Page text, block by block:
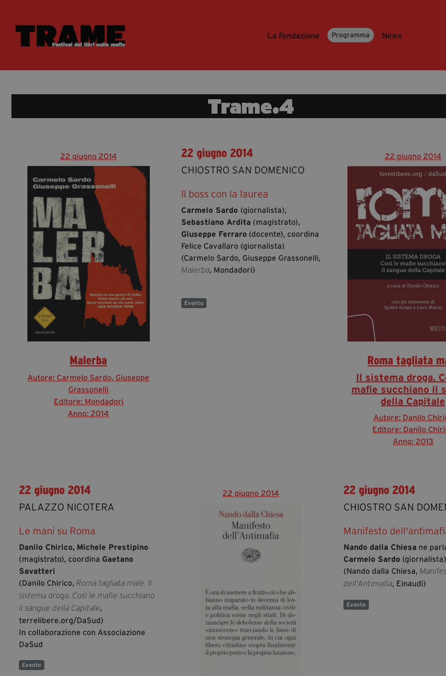
La Fondazione Programma News
Trame.4
22 giugno 2014
Malerba
Autore: Carmelo Sardo, Giuseppe
Grassonelli
Editore: Mondadori
Anno: 2014
22 giugno 2014
CHIOSTRO SAN DOMENICO
Il boss con la laurea
Carmelo Sardo (giornalista),
Sebastiano Ardita (magistrato),
Giuseppe Ferraro (docente), coordina
Felice Cavallaro (giornalista)
(Carmelo Sardo, Giuseppe Grassonelli,
Malerba, Mondadori)
Evento
22 giugno 2014
Roma tagliata
Il sistema droga.
mafie succhiano il
della Capitale
Autore: Danilo
Editore: Danilo
Anno: 2013
22 giugno 2014
PALAZZO NICOTERA
Le mani su Roma
Danilo Chirico, Michele Prestipino
(magistrato), coordina Gaetano
Savatteri
(Danilo Chirico, Roma tagliata male. Il
sistema droga. Così le mafie succhiano
il sangue della Capitale,
terrelibere.org/DaSud)
In collaborazione con Associazione
DaSud
Evento
22 giugno 2014 22 giugno 2014
CHIOSTRO SAN
Manifesto
Nando dalla Chiesa ne
Carmelo Sardo (giornalista)
(Nando dalla Chiesa,
dell'Antimafia, Einaudi)
Evento